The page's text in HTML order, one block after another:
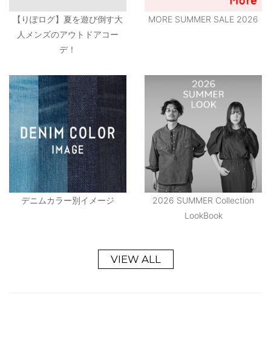
【りぽログ】夏を遊び倒す大
人メンズのアウトドアコー
デ！
MORE SUMMER SALE 2026
デニムカラー別イメージ
2026 SUMMER Collection
LookBook
VIEW ALL